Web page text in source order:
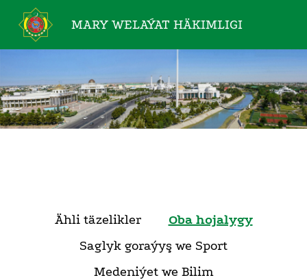
MARY WELAÝAT HÄKIMLIGI
Ähli täzelikler
Oba hojalygy
Saglyk goraýyş we Sport
Medeniýet we Bilim